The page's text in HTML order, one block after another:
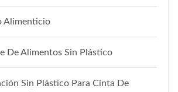
Alimenticio
De Alimentos Sin Plástico
Sin Plástico Para Cinta De